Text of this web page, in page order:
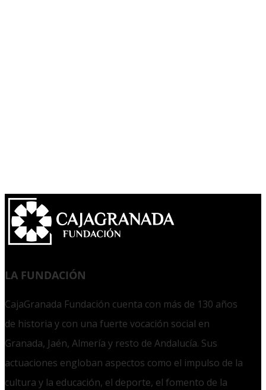
LA FUNDACIÓN
CajaGranada Fundación cuenta con más de 130 años
de historia y con una fuerte vocación social en
Granada, Jaén, Almería y resto de Andalucía. Sus
actuaciones engloban aspectos como el impulso de la
cultura y la educación, el deporte, el fomento de la